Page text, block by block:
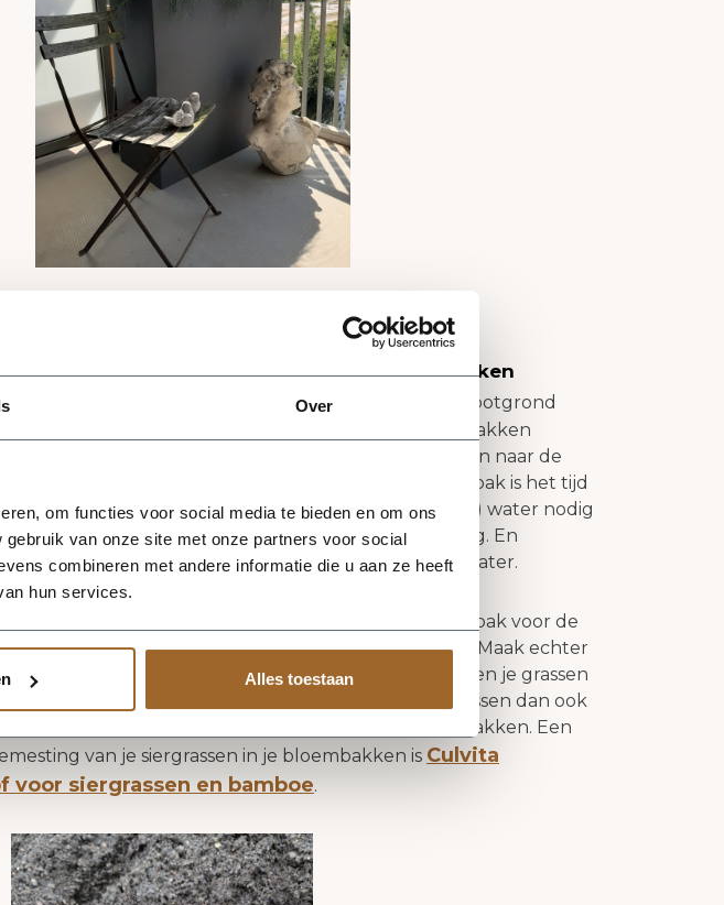
Over
om functies voor social media te bieden en om ons
van onze site met onze partners voor social
combineren met andere informatie die u aan ze heeft
hun services.
Alles toestaan
voeding voor de siergrassen in je bloembakken
in je bloembak met siergrassen. Universele potgrond
en houdt het water langer vast. Grassen in bloembakken
Maar…. niet te veel! Een goede tip is om te kijken naar de
Als de potgrond loskomt van de rand van de bloembak is het tijd
geven. Ook in de winter hebben je siergrassen (wat) water nodig
siergrassen als Carex hebben extra water nodig. En
onder een afdak staan verdienen ze wat extra water.
voldoende voeding voor je siergrassen in je bloembak voor de
is het wenselijk om wat extra voeding te geven. Maak echter
plantenvoeding voor terrasplanten. Hierdoor zullen je grassen
ook snel verzwakken. Bovendien bloeien de siergrassen dan ook
is namelijk veel te sterk voor siergrassen in bloembakken. Een
van je siergrassen in je bloembakken is Culvita
voor siergrassen en bamboe.